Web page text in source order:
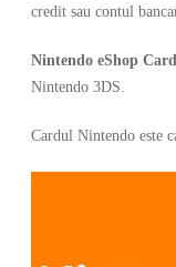
OFERTE DE LA
credit sau contul
Nintendo eShop Card
Nintendo 3DS.
Cardul Nintendo este